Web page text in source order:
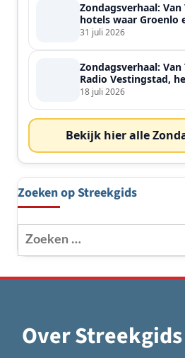
Zondagsverhaal: Van
hotels waar Groenlo
31 juli 2026
Zondagsverhaal: Van
Radio Vestingstad,
de streek
18 juli 2026
Bekijk hier alle
Zoeken op Streekgids
Zoeken
naar:
Over Streekgids